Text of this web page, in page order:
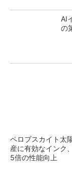
AI
の
ペロブスカイト太
産に有効なインク
5倍の性能向上